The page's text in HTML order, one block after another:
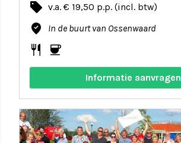
local_offer v.a. € 19,50 p.p. (incl. btw)
where_to_vote In de buurt van Ossenwaard
restaurant coffee
Informatie aanvragen